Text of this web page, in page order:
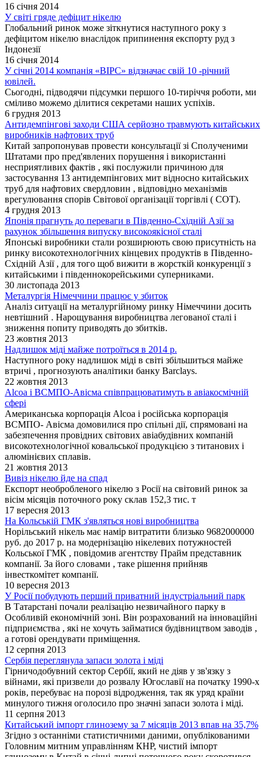
16 січня 2014
У світі гряде дефіцит нікелю
Глобальний ринок може зіткнутися наступного року з
дефіцитом нікелю внаслідок припинення експорту руд з
Індонезії
16 січня 2014
У січні 2014 компанія «ВІРС» відзначає свій 10 -річний
ювілей.
Сьогодні, підводячи підсумки першого 10-тиріччя роботи, ми
сміливо можемо ділитися секретами наших успіхів.
6 грудня 2013
Антидемпінгові заходи США серйозно травмують китайських
виробників нафтових труб
Китай запропонував провести консультації зі Сполученими
Штатами про пред'явлених порушення і використанні
несприятливих фактів , які послужили причиною для
застосування 13 антидемпінгових мит відносно китайських
труб для нафтових свердловин , відповідно механізмів
врегулювання спорів Світової організації торгівлі ( СОТ).
4 грудня 2013
Японія прагнуть до переваги в Південно-Східній Азії за
рахунок збільшення випуску високоякісної сталі
Японські виробники стали розширюють свою присутність на
ринку високотехнологічних кінцевих продуктів в Південно-
Східній Азії , для того щоб вижити в жорсткій конкуренції з
китайськими і південнокорейськими суперниками.
30 листопада 2013
Металургія Німеччини працює у збиток
Аналіз ситуації на металургійному ринку Німеччини досить
невтішний . Нарощування виробництва легованої сталі і
зниження попиту приводять до збитків.
23 жовтня 2013
Надлишок міді майже потроїться в 2014 р.
Наступного року надлишок міді в світі збільшиться майже
втричі , прогнозують аналітики банку Barclays.
22 жовтня 2013
Alcoa і ВСМПО-Авісма співпрацюватимуть в авіакосмічній
сфері
Американська корпорація Alcoa і російська корпорація
ВСМПО- Авісма домовилися про спільні дії, спрямовані на
забезпечення провідних світових авіабудівних компаній
високотехнологічної ковальської продукцією з титанових і
алюмінієвих сплавів.
21 жовтня 2013
Вивіз нікелю йде на спад
Експорт необробленого нікелю з Росії на світовий ринок за
вісім місяців поточного року склав 152,3 тис. т
17 вересня 2013
На Кольській ГМК з'являться нові виробництва
Норільський нікель має намір витратити близько 9682000000
руб. до 2017 р. на модернізацію нікелевих потужностей
Кольської ГМК , повідомив агентству Прайм представник
компанії. За його словами , таке рішення прийняв
інвесткомітет компанії.
10 вересня 2013
У Росії побудують перший приватний індустріальний парк
В Татарстані почали реалізацію незвичайного парку в
Особливій економічній зоні. Він розрахований на інноваційні
підприємства , які не хочуть займатися будівництвом заводів ,
а готові орендувати приміщення.
12 серпня 2013
Сербія переглянула запаси золота і міді
Гірничодобувний сектор Сербії, який не діяв у зв'язку з
війнами, які призвели до розвалу Югославії на початку 1990-х
років, перебуває на порозі відродження, так як уряд країни
минулого тижня оголосило про значні запаси золота і міді.
11 серпня 2013
Китайський імпорт глинозему за 7 місяців 2013 впав на 35,7%
Згідно з останніми статистичними даними, опублікованими
Головним митним управлінням КНР, чистий імпорт